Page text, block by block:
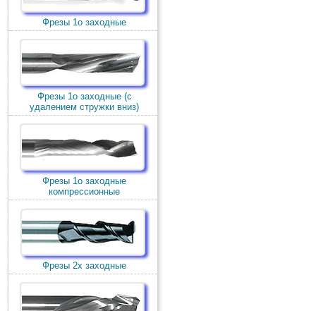
Фрезы 1о заходные
Фрезы 1о заходные (c
удалением стружки вниз)
Фрезы 1о заходные
компрессионные
Фрезы 2х заходные